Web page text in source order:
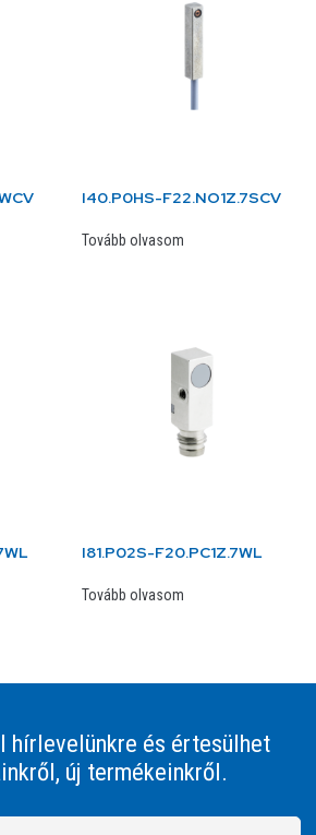
I40.P0HS-F22.NO1Z.7SCV
Tovább olvasom
I81.P02S-F20.PC1Z.7WL
Tovább olvasom
hírlevelünkre és értesülhet
új termékeinkről.